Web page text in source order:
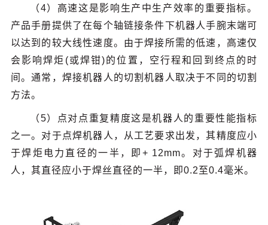
（4）高速这是影响生产中生产效率的重要指标。
产品手册提供了在每个轴链接条件下机器人手腕末端可
以达到的较大线性速度。由于焊接所需的低速，高速仅
会影响焊炬(或焊钳)的位置，空行程和回到终点的时
间。通常，焊接机器人的切割机器人取决于不同的切割
方法。
（5）点对点重复精度这是机器人的重要性能指标
之一。对于点焊机器人，从工艺要求出发，其精度应小
于焊炬电力直径的一半，即+ 12mm。对于弧焊机器
人，其直径应小于焊丝直径的一半，即0.2至0.4毫米。